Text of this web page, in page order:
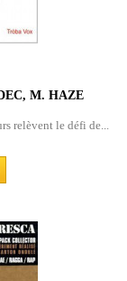
M. HAZE
relèvent le défi de...